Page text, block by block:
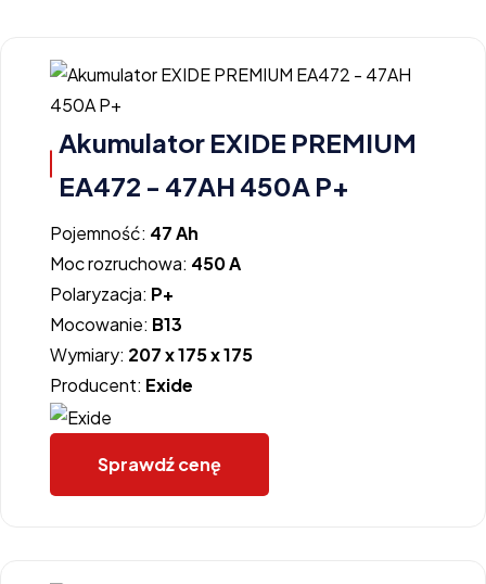
Akumulator EXIDE PREMIUM
EA472 - 47AH 450A P+
Pojemność: 47 Ah
Moc rozruchowa: 450 A
Polaryzacja: P+
Mocowanie: B13
Wymiary: 207 x 175 x 175
Producent: Exide
Sprawdź cenę